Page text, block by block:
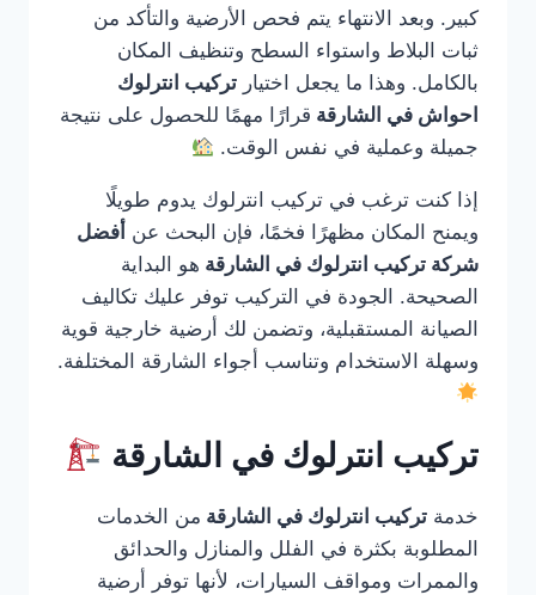
كبير. وبعد الانتهاء يتم فحص الأرضية والتأكد من
ثبات البلاط واستواء السطح وتنظيف المكان
بالكامل. وهذا ما يجعل اختيار تركيب انترلوك
احواش في الشارقة قرارًا مهمًا للحصول على نتيجة
جميلة وعملية في نفس الوقت.
إذا كنت ترغب في تركيب انترلوك يدوم طويلًا
ويمنح المكان مظهرًا فخمًا، فإن البحث عن أفضل
شركة تركيب انترلوك في الشارقة هو البداية
الصحيحة. الجودة في التركيب توفر عليك تكاليف
الصيانة المستقبلية، وتضمن لك أرضية خارجية قوية
وسهلة الاستخدام وتناسب أجواء الشارقة المختلفة.
تركيب انترلوك في الشارقة
خدمة تركيب انترلوك في الشارقة من الخدمات
المطلوبة بكثرة في الفلل والمنازل والحدائق
والممرات ومواقف السيارات، لأنها توفر أرضية